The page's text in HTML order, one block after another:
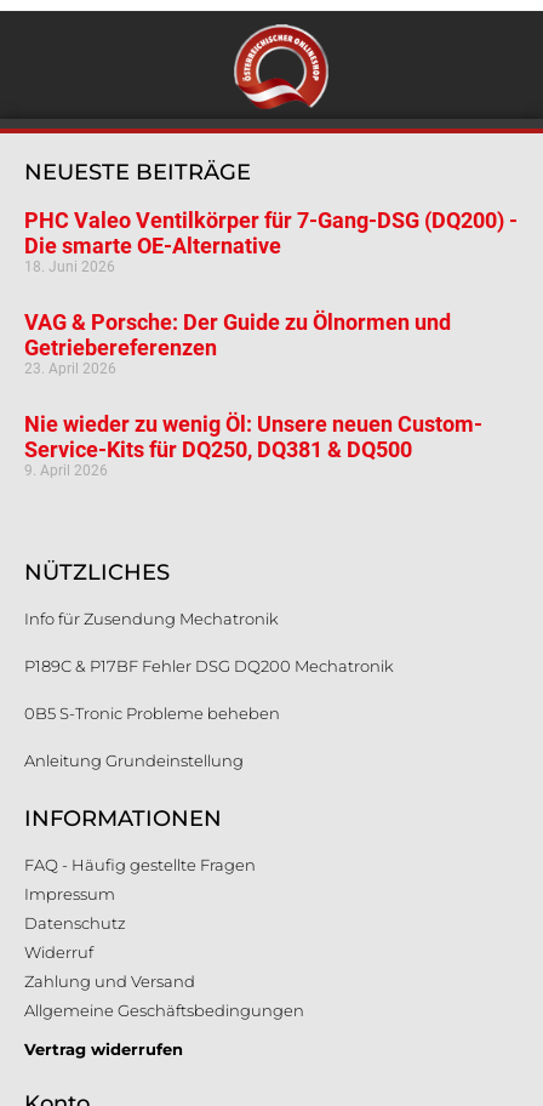
NEUESTE BEITRÄGE
PHC Valeo Ventilkörper für 7-Gang-DSG (DQ200) -
Die smarte OE-Alternative
18. Juni 2026
VAG & Porsche: Der Guide zu Ölnormen und
Getriebereferenzen
23. April 2026
Nie wieder zu wenig Öl: Unsere neuen Custom-
Service-Kits für DQ250, DQ381 & DQ500
9. April 2026
NÜTZLICHES
Info für Zusendung Mechatronik
P189C & P17BF Fehler DSG DQ200 Mechatronik
0B5 S-Tronic Probleme beheben
Anleitung Grundeinstellung
INFORMATIONEN
FAQ - Häufig gestellte Fragen
Impressum
Datenschutz
Widerruf
Zahlung und Versand
Allgemeine Geschäftsbedingungen
Vertrag widerrufen